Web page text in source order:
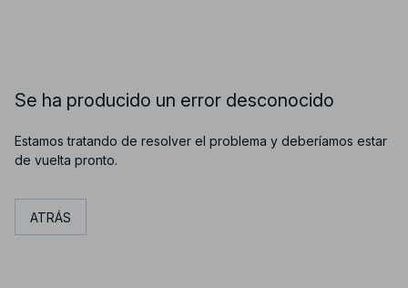
Se ha producido un error desconocido
Estamos tratando de resolver el problema y deberíamos estar
de vuelta pronto.
ATRÁS